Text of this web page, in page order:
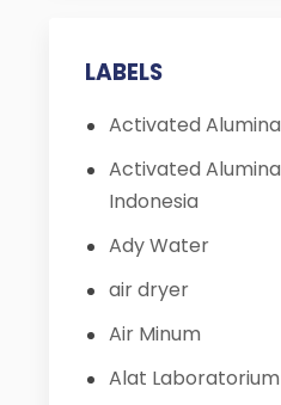
LABELS
Activated Alumina
Activated Alumina
Indonesia
Ady Water
air dryer
Air Minum
Alat Laboratorium